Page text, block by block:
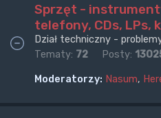
Sprzęt -
telefony, CDs, LPs,
Dział techniczny -
Tematy: 72 Posty:
Moderatorzy: Nasum,